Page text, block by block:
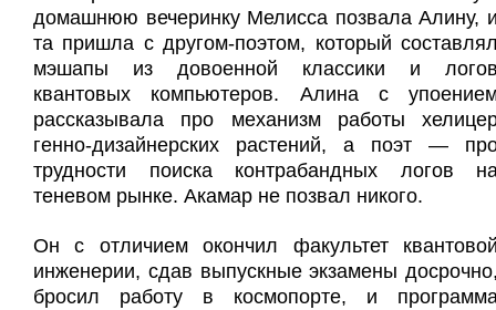
домашнюю вечеринку Мелисса позвала Алину,
та пришла с другом-поэтом, который
мэшапы из довоенной классики и
квантовых компьютеров. Алина с
рассказывала про механизм работы
генно-дизайнерских растений, а поэт —
трудности поиска контрабандных логов
теневом рынке. Акамар не позвал никого.
Он с отличием окончил факультет
инженерии, сдав выпускные экзамены
бросил работу в космопорте, и